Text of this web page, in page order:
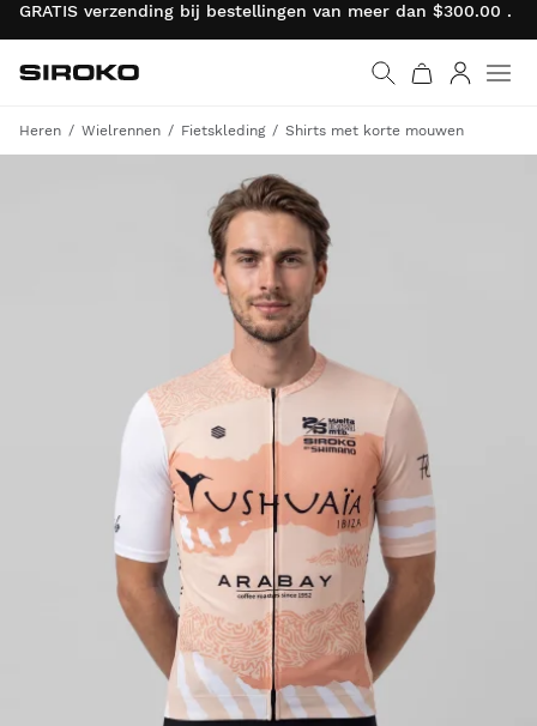
GRATIS verzending bij bestellingen van meer dan $300.00 .
Ga naar de homepage
Siroko.com
Heren Wielrennen Fietskleding Shirts met korte mouwen